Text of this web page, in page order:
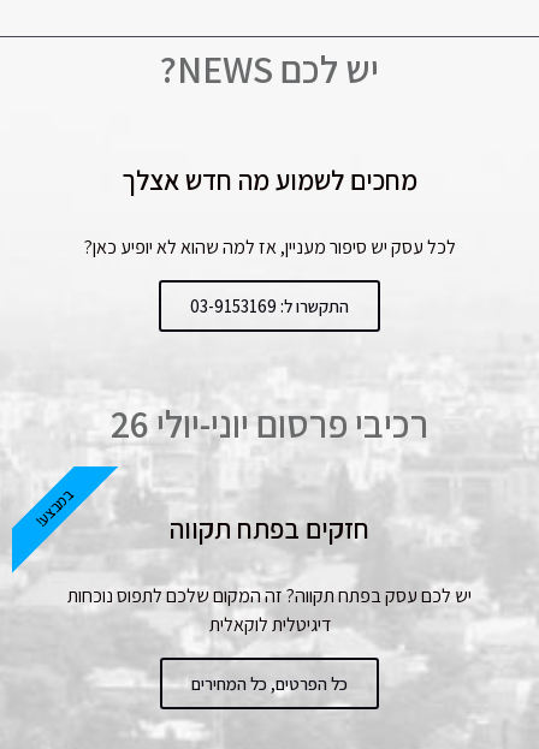
יש לכם NEWS?
מחכים לשמוע מה חדש אצלך
לכל עסק יש סיפור מעניין, אז למה שהוא לא יופיע כאן?
התקשרו ל: 03-9153169
רכיבי פרסום יוני-יולי 26
חזקים בפתח תקווה
יש לכם עסק בפתח תקווה? זה המקום שלכם לתפוס נוכחות
דיגיטלית לוקאלית
כל הפרטים, כל המחירים
במבצע!